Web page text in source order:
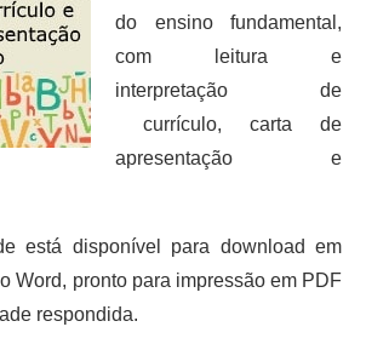
do ensino fundamental,
com leitura e
interpretação de
currículo, carta de
apresentação e
disponível para download em
Word, pronto para impressão em PDF
respondida.